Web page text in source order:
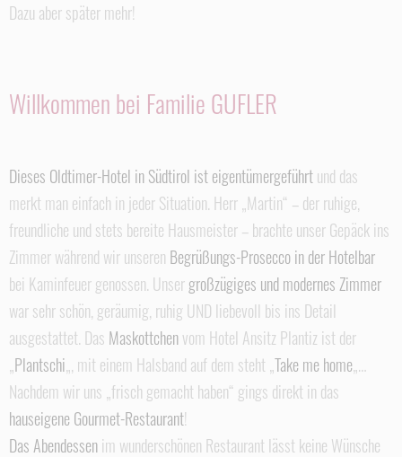
Dazu aber später mehr!
Willkommen bei Familie GUFLER
Dieses Oldtimer-Hotel in Südtirol ist eigentümergeführtund das
merkt man einfach in jeder Situation. Herr „Martin“ – der ruhige,
freundliche und stets bereite Hausmeister – brachte unser Gepäck ins
Zimmer während wir unseren Begrüßungs-Prosecco in der Hotelbar
bei Kaminfeuer genossen. Unsergroßzügiges und modernes Zimmer
war sehr schön, geräumig, ruhig UND liebevoll bis ins Detail
ausgestattet. Das Maskottchenvom Hotel Ansitz Plantiz ist der
„Plantschi„, mit einem Halsband auf dem steht „Take me home„…
Nachdem wir uns „frisch gemacht haben“ gings direkt in das
hauseigene Gourmet-Restaurant!
Das Abendessenim wunderschönen Restaurant lässt keine Wünsche